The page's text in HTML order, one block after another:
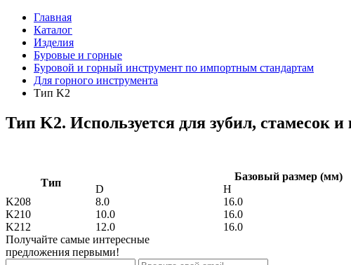
Главная
Каталог
Изделия
Буровые и горные
Буровой и горный инструмент по импортным стандартам
Для горного инструмента
Тип K2
Тип K2. Используется для зубил, стамесок
Тип
Базовый размер (мм)
D
H
K208
8.0 16.0
K210 10.0 16.0
K212
12.0 16.0
Получайте самые интересные
предложения первыми!